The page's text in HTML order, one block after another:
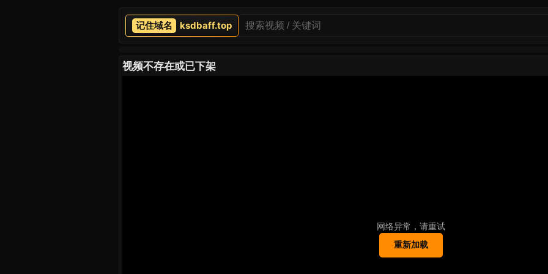
ksdbaff.top
视频不存在或已下架
网络异常，请重试
重新加载